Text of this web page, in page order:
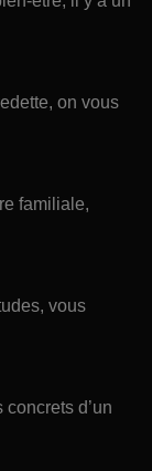
on vous
familiale,
vous
d’un